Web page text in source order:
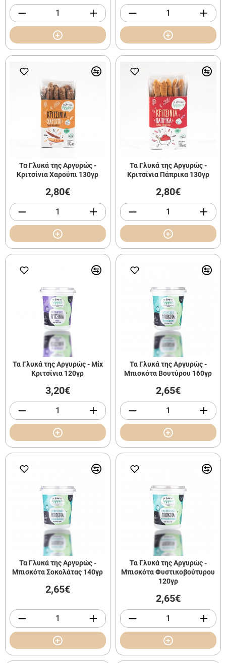
Τα Γλυκά της Αργυρώς -
Κριτσίνια Χαρούπι 130γρ
2,80€
Τα Γλυκά της Αργυρώς -
Κριτσίνια Πάπρικα 130γρ
2,80€
Τα Γλυκά της Αργυρώς - Mix
Κριτσίνια 120γρ
3,20€
Τα Γλυκά της Αργυρώς -
Μπισκότα Βουτύρου 160γρ
2,65€
Τα Γλυκά της Αργυρώς -
Μπισκότα Σοκολάτας 140γρ
2,65€
Τα Γλυκά της Αργυρώς -
Μπισκότα Φυστικοβούτυρου
120γρ
2,65€